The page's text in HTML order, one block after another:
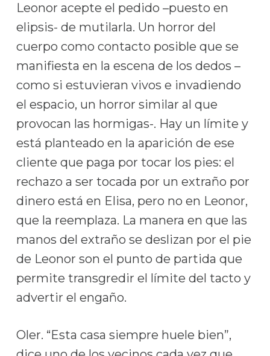
Leonor acepte el pedido –puesto en
elipsis- de mutilarla. Un horror del
cuerpo como contacto posible que se
manifiesta en la escena de los dedos –
como si estuvieran vivos e invadiendo
el espacio, un horror similar al que
provocan las hormigas-. Hay un límite y
está planteado en la aparición de ese
cliente que paga por tocar los pies: el
rechazo a ser tocada por un extraño por
dinero está en Elisa, pero no en Leonor,
que la reemplaza. La manera en que las
manos del extraño se deslizan por el pie
de Leonor son el punto de partida que
permite transgredir el límite del tacto y
advertir el engaño.
Oler. “Esta casa siempre huele bien”,